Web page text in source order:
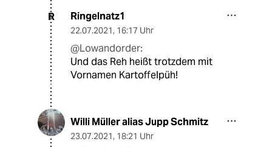
R Ringelnatz1
22.07.2021, 16:17 Uhr
@Lowandorder:
Und das Reh heißt trotzdem mit
Vornamen Kartoffelpüh!
Willi Müller alias Jupp Schmitz
23.07.2021, 18:21 Uhr